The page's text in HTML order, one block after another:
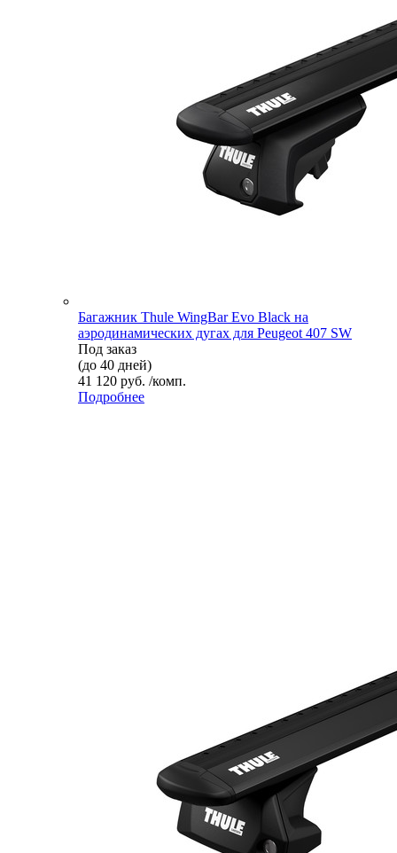
Багажник Thule WingBar Evo Black на
аэродинамических дугах для Peugeot 407 SW
Под заказ
(до 40 дней)
41 120 руб. /комп.
Подробнее